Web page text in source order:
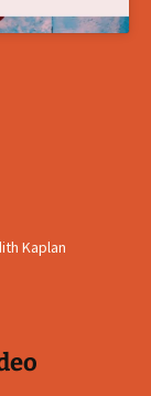
Kaplan